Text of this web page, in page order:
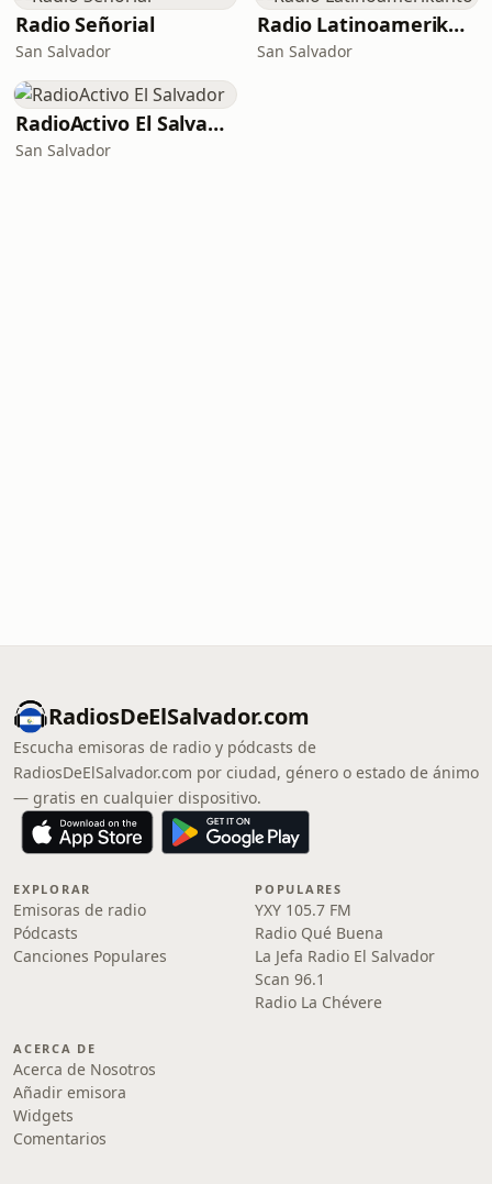
Radio Señorial
San Salvador
Radio Latinoamerikanto
San Salvador
RadioActivo El Salvador
San Salvador
RadiosDeElSalvador.com
Escucha emisoras de radio y pódcasts de
RadiosDeElSalvador.com por ciudad, género o estado de ánimo
— gratis en cualquier dispositivo.
EXPLORAR
Emisoras de radio
Pódcasts
Canciones Populares
POPULARES
YXY 105.7 FM
Radio Qué Buena
La Jefa Radio El Salvador
Scan 96.1
Radio La Chévere
ACERCA DE
Acerca de Nosotros
Añadir emisora
Widgets
Comentarios